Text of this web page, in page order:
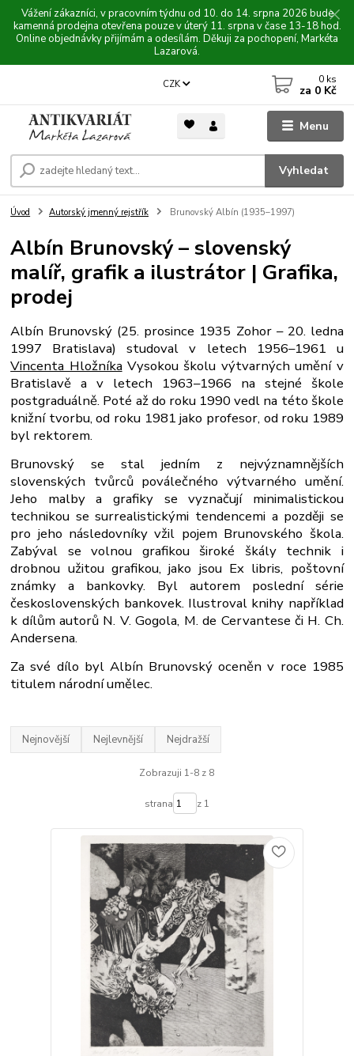
Vážení zákazníci, v pracovním týdnu od 10. do 14. srpna 2026 bude
kamenná prodejna otevřena pouze v úterý 11. srpna v čase 13-18 hod.
Online objednávky přijímám a odesílám. Děkuji za pochopení, Markéta
Lazarová.
Menu
CZK
Vyhledat
0 ks
za 0 Kč
Úvod Autorský jmenný rejstřík Brunovský Albín (1935–1997)
Albín Brunovský – slovenský
malíř, grafik a ilustrátor | Grafika,
prodej
Albín Brunovský (25. prosince 1935 Zohor – 20. ledna
1997 Bratislava) studoval v letech 1956–1961 u
Vincenta HložníkaVysokou školu výtvarných umění v
Bratislavě a v letech 1963–1966 na stejné škole
postgraduálně. Poté až do roku 1990 vedl na této škole
knižní tvorbu, od roku 1981 jako profesor, od roku 1989
byl rektorem.
Brunovský se stal jedním z nejvýznamnějších
slovenských tvůrců poválečného výtvarného umění.
Jeho malby a grafiky se vyznačují minimalistickou
technikou se surrealistickými tendencemi a později se
pro jeho následovníky vžil pojem Brunovského škola.
Zabýval se volnou grafikou široké škály technik i
drobnou užitou grafikou, jako jsou Ex libris, poštovní
známky a bankovky. Byl autorem poslední série
československých bankovek. Ilustroval knihy například
k dílům autorů N. V. Gogola, M. de Cervantese či H. Ch.
Andersena.
Za své dílo byl Albín Brunovský oceněn v roce 1985
titulem národní umělec.
Nejnovější Nejlevnější Nejdražší
Zobrazuji 1-8 z 8
strana z 1